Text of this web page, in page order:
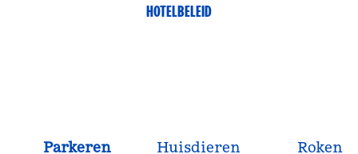
HOTELBELEID
Parkeren Huisdieren Roken